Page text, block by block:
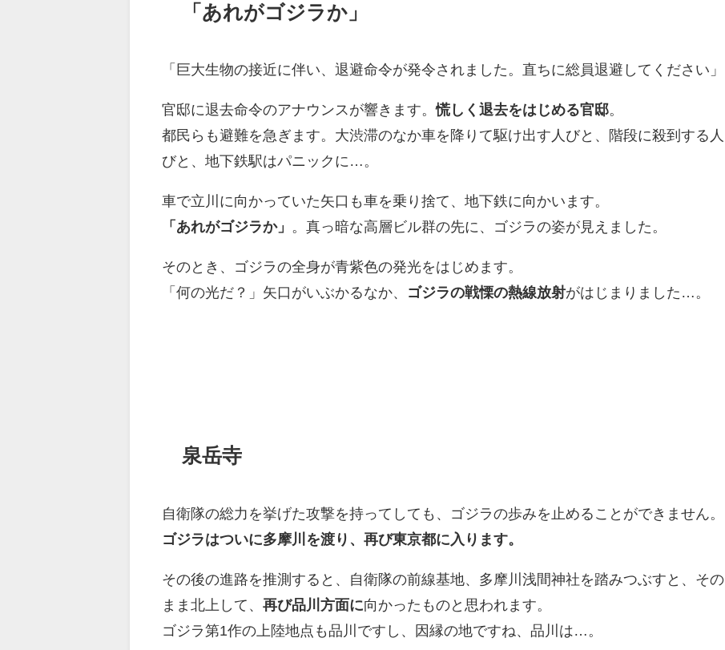
「あれがゴジラか」
「巨大生物の接近に伴い、退避命令が発令されました。直ちに総員退避してください」
官邸に退去命令のアナウンスが響きます。慌しく退去をはじめる官邸。
都民らも避難を急ぎます。大渋滞のなか車を降りて駆け出す人びと、階段に殺到する人
びと、地下鉄駅はパニックに…。
車で立川に向かっていた矢口も車を乗り捨て、地下鉄に向かいます。
「あれがゴジラか」 。真っ暗な高層ビル群の先に、ゴジラの姿が見えました。
そのとき、ゴジラの全身が青紫色の発光をはじめます。
「何の光だ？」矢口がいぶかるなか、 ゴジラの戦慄の熱線放射がはじまりました…。
泉岳寺
自衛隊の総力を挙げた攻撃を持ってしても、ゴジラの歩みを止めることができません。
ゴジラはついに多摩川を渡り、再び東京都に入ります。
その後の進路を推測すると、自衛隊の前線基地、多摩川浅間神社を踏みつぶすと、その
まま北上して、再び品川方面に向かったものと思われます。
ゴジラ第1作の上陸地点も品川ですし、因縁の地ですね、品川は…。